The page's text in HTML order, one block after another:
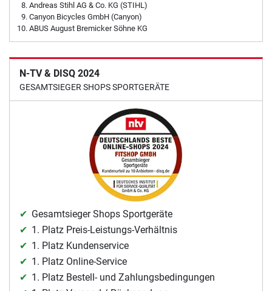
Andreas Stihl AG & Co. KG (STIHL)
Canyon Bicycles GmbH (Canyon)
ABUS August Bremicker Söhne KG
N-TV & DISQ 2024
GESAMTSIEGER SHOPS SPORTGERÄTE
Gesamtsieger Shops Sportgeräte
1. Platz Preis-Leistungs-Verhältnis
1. Platz Kundenservice
1. Platz Online-Service
1. Platz Bestell- und Zahlungsbedingungen